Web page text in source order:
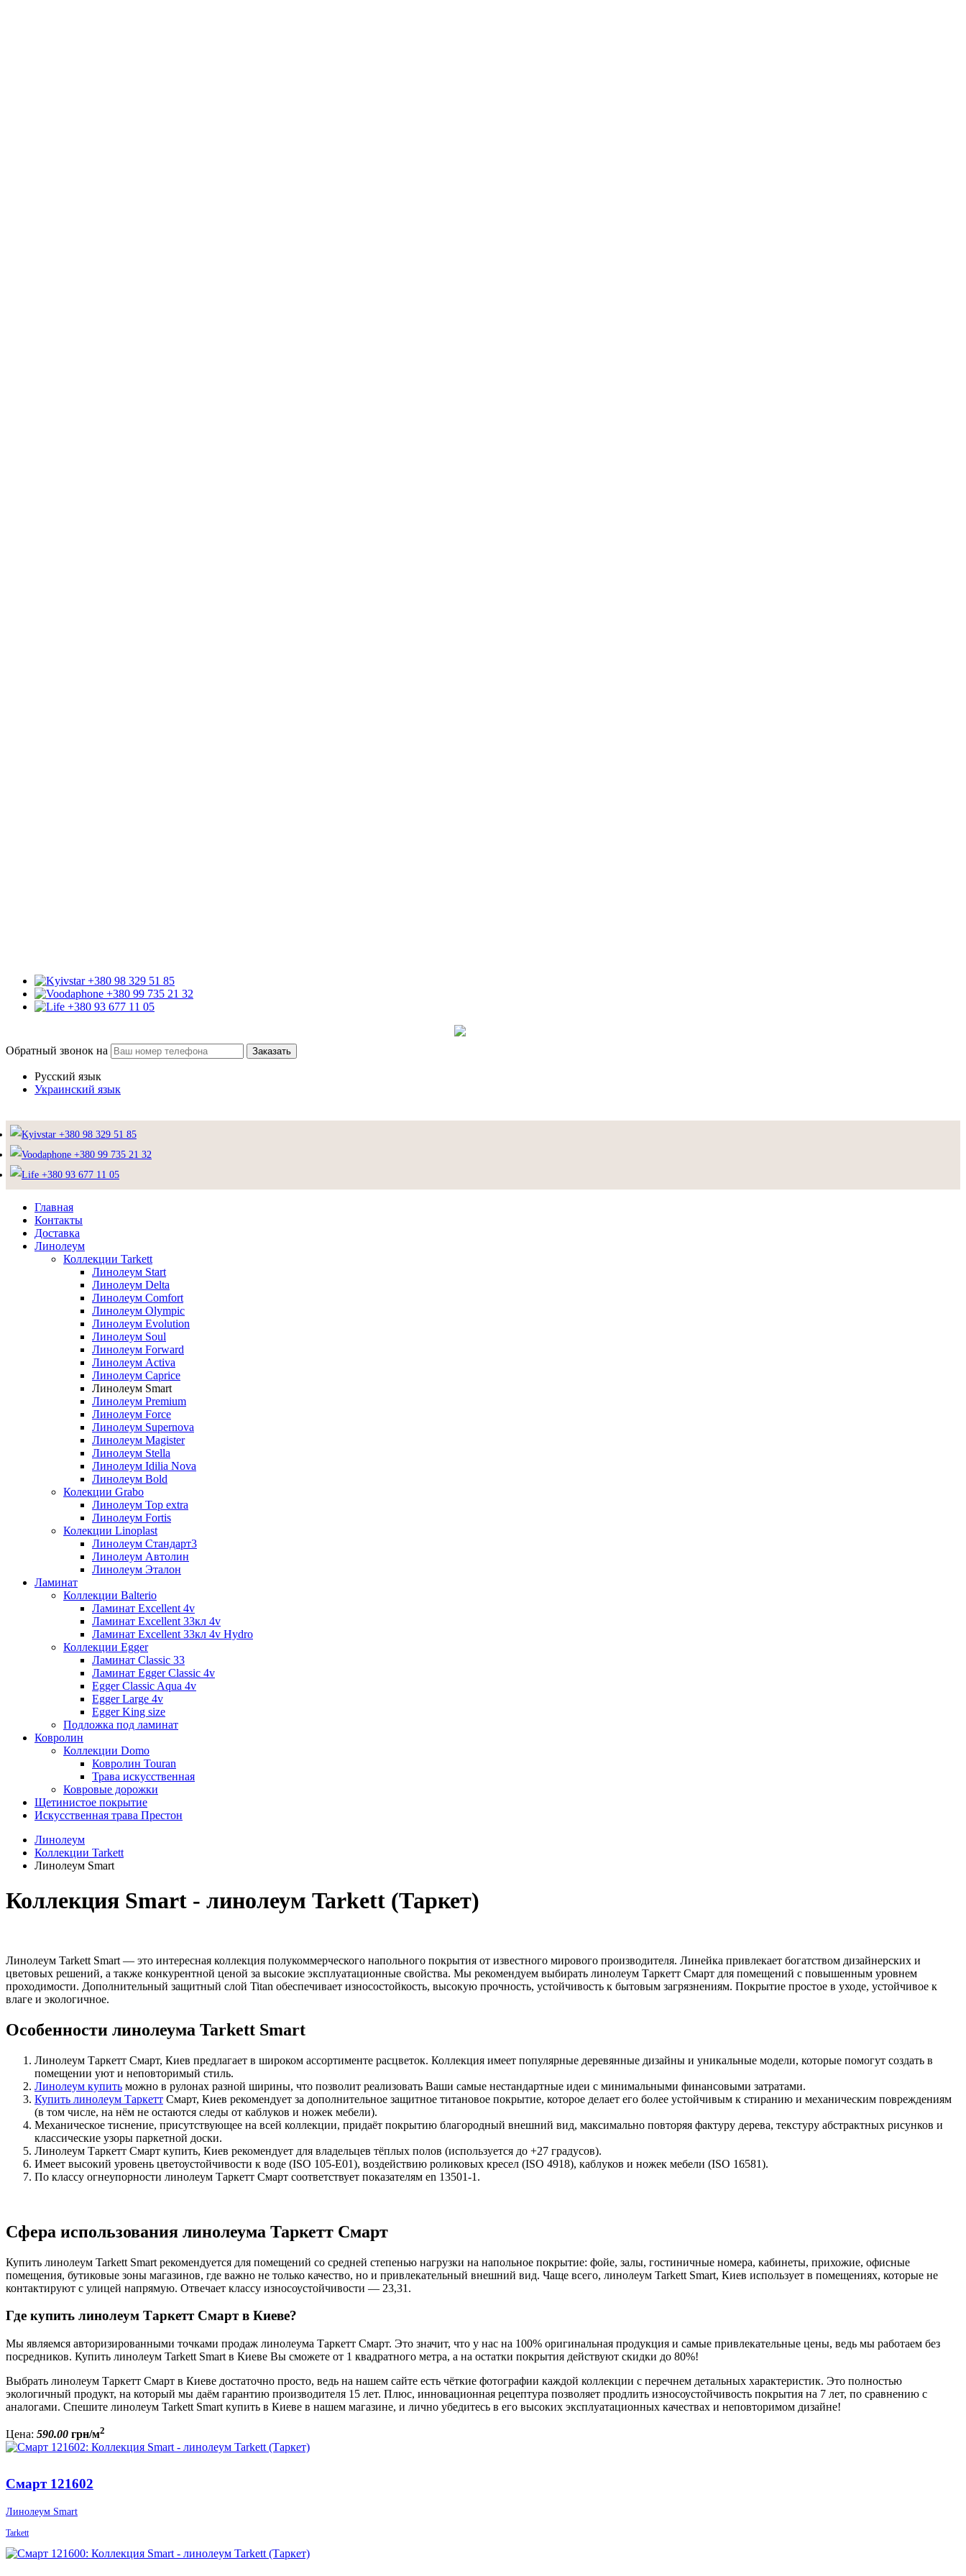
+380 98 329 51 85
+380 99 735 21 32
+380 93 677 11 05
Обратный звонок на Заказать
Русский язык
Украинский язык
+380 98 329 51 85
+380 99 735 21 32
+380 93 677 11 05
Главная
Контакты
Доставка
Линолеум
Коллекции Tarkett
Линолеум Start
Линолеум Delta
Линолеум Comfort
Линолеум Olympic
Линолеум Evolution
Линолеум Soul
Линолеум Forward
Линолеум Activa
Линолеум Caprice
Линолеум Smart
Линолеум Premium
Линолеум Force
Линолеум Supernova
Линолеум Magister
Линолеум Stella
Линолеум Idilia Nova
Линолеум Bold
Колекции Grabo
Линолеум Top extra
Линолеум Fortis
Колекции Linoplast
Линолеум Стандарт3
Линолеум Автолин
Линолеум Эталон
Ламинат
Коллекции Balterio
Ламинат Excellent 4v
Ламинат Excellent 33кл 4v
Ламинат Excellent 33кл 4v Hydro
Коллекции Egger
Ламинат Classic 33
Ламинат Egger Classic 4v
Egger Classic Aqua 4v
Egger Large 4v
Egger King size
Подложка под ламинат
Ковролин
Коллекции Domo
Ковролин Touran
Трава искусственная
Ковровые дорожки
Щетинистое покрытие
Искусственная трава Престон
Линолеум
Коллекции Tarkett
Линолеум Smart
Коллекция Smart - линолеум Tarkett (Таркет)
Линолеум Tarkett Smart — это интересная коллекция полукоммерческого напольного покрытия от известного мирового производителя. Линейка привлекает богатством дизайнерских и
цветовых решений, а также конкурентной ценой за высокие эксплуатационные свойства. Мы рекомендуем выбирать линолеум Таркетт Смарт для помещений с повышенным уровнем
проходимости. Дополнительный защитный слой Titan обеспечивает износостойкость, высокую прочность, устойчивость к бытовым загрязнениям. Покрытие простое в уходе, устойчивое к
влаге и экологичное.
Особенности линолеума Tarkett Smart
Линолеум Таркетт Смарт, Киев предлагает в широком ассортименте расцветок. Коллекция имеет популярные деревянные дизайны и уникальные модели, которые помогут создать в
помещении уют и неповторимый стиль.
Линолеум купить можно в рулонах разной ширины, что позволит реализовать Ваши самые нестандартные идеи с минимальными финансовыми затратами.
Купить линолеум Таркетт Смарт, Киев рекомендует за дополнительное защитное титановое покрытие, которое делает его более устойчивым к стиранию и механическим повреждениям
(в том числе, на нём не остаются следы от каблуков и ножек мебели).
Механическое тиснение, присутствующее на всей коллекции, придаёт покрытию благородный внешний вид, максимально повторяя фактуру дерева, текстуру абстрактных рисунков и
классические узоры паркетной доски.
Линолеум Таркетт Смарт купить, Киев рекомендует для владельцев тёплых полов (используется до +27 градусов).
Имеет высокий уровень цветоустойчивости к воде (ISO 105-E01), воздействию роликовых кресел (ISO 4918), каблуков и ножек мебели (ISO 16581).
По классу огнеупорности линолеум Таркетт Смарт соответствует показателям en 13501-1.
Сфера использования линолеума Таркетт Смарт
Купить линолеум Tarkett Smart рекомендуется для помещений со средней степенью нагрузки на напольное покрытие: фойе, залы, гостиничные номера, кабинеты, прихожие, офисные
помещения, бутиковые зоны магазинов, где важно не только качество, но и привлекательный внешний вид. Чаще всего, линолеум Tarkett Smart, Киев использует в помещениях, которые не
контактируют с улицей напрямую. Отвечает классу износоустойчивости — 23,31.
Где купить линолеум Таркетт Смарт в Киеве?
Мы являемся авторизированными точками продаж линолеума Таркетт Смарт. Это значит, что у нас на 100% оригинальная продукция и самые привлекательные цены, ведь мы работаем без
посредников. Купить линолеум Tarkett Smart в Киеве Вы сможете от 1 квадратного метра, а на остатки покрытия действуют скидки до 80%!
Выбрать линолеум Таркетт Смарт в Киеве достаточно просто, ведь на нашем сайте есть чёткие фотографии каждой коллекции с перечнем детальных характеристик. Это полностью
экологичный продукт, на который мы даём гарантию производителя 15 лет. Плюс, инновационная рецептура позволяет продлить износоустойчивость покрытия на 7 лет, по сравнению с
аналогами. Спешите линолеум Tarkett Smart купить в Киеве в нашем магазине, и лично убедитесь в его высоких эксплуатационных качествах и неповторимом дизайне!
Цена: 590.00 грн/м2
Смарт 121602
Линолеум Smart
Tarkett